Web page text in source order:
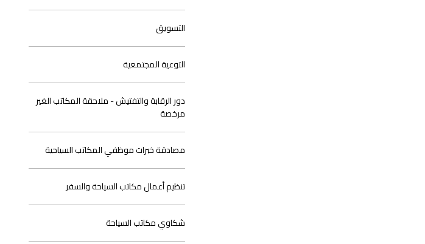
التسويق
التوعية المجتمعية
دور الرقابة والتفتيش - ملاحقة المكاتب الغير
مرخصة
مصادقة خبرات موظفي المكاتب السياحية
تنظيم أعمال مكاتب السياحة والسفر
شكاوي مكاتب السياحة